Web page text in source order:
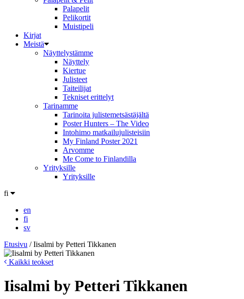
Palapelit
Pelikortit
Muistipeli
Kirjat
Meistä
Näyttelystämme
Näyttely
Kiertue
Julisteet
Taiteilijat
Tekniset erittelyt
Tarinamme
Tarinoita julistemetsästäjältä
Poster Hunters – The Video
Intohimo matkailujulisteisiin
My Finland Poster 2021
Arvomme
Me Come to Finlandilla
Yrityksille
Yrityksille
fi
en
fi
sv
Etusivu /Iisalmi by Petteri Tikkanen
Kaikki teokset
Iisalmi by Petteri Tikkanen